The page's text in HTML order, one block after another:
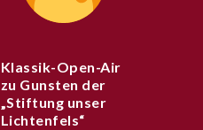
Klassik-Open-Air
zu Gunsten der
„Stiftung unser
Lichtenfels“